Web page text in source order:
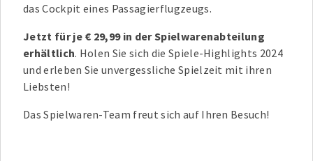
das Cockpit eines Passagierflugzeugs.
Jetzt für je € 29,99 in der Spielwarenabteilung
erhältlich. Holen Sie sich die Spiele-Highlights 2024
und erleben Sie unvergessliche Spielzeit mit ihren
Liebsten!
Das Spielwaren-Team freut sich auf Ihren Besuch!